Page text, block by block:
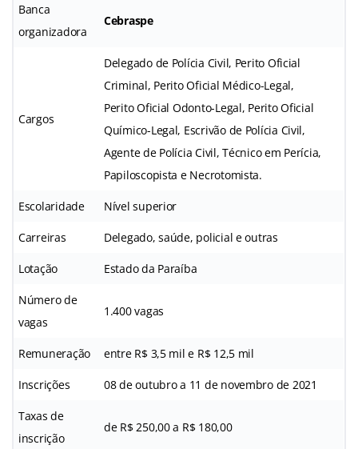
Banca
organizadora
Cebraspe
Cargos
Delegado de Polícia Civil, Perito Oficial
Criminal, Perito Oficial Médico-Legal,
Perito Oficial Odonto-Legal, Perito Oficial
Químico-Legal, Escrivão de Polícia Civil,
Agente de Polícia Civil, Técnico em Perícia,
Papiloscopista e Necrotomista.
Escolaridade Nível superior
Carreiras Delegado, saúde, policial e outras
Lotação Estado da Paraíba
Número de
vagas
1.400 vagas
Remuneração entre R$ 3,5 mil e R$ 12,5 mil
Inscrições 08 de outubro a 11 de novembro de 2021
Taxas de
inscrição
de R$ 250,00 a R$ 180,00